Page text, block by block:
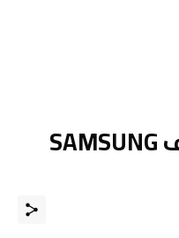
طريقة فرمتة هاتف SAMSUNG